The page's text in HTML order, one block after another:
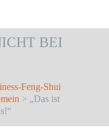
BEI
Feng-Shui
> „Das ist